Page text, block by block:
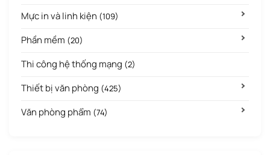
Mực in và linh kiện (109)
Phần mềm (20)
Thi công hệ thống mạng (2)
Thiết bị văn phòng (425)
Văn phòng phẩm (74)